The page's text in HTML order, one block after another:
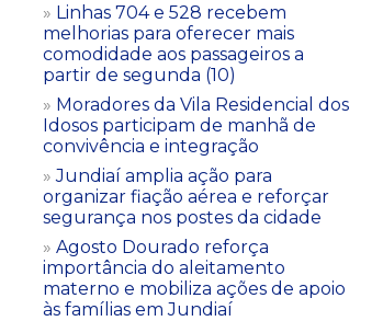
Linhas 704 e 528 recebem
melhorias para oferecer mais
comodidade aos passageiros a
partir de segunda (10)
Moradores da Vila Residencial dos
Idosos participam de manhã de
convivência e integração
Jundiaí amplia ação para
organizar fiação aérea e reforçar
segurança nos postes da cidade
Agosto Dourado reforça
importância do aleitamento
materno e mobiliza ações de apoio
às famílias em Jundiaí